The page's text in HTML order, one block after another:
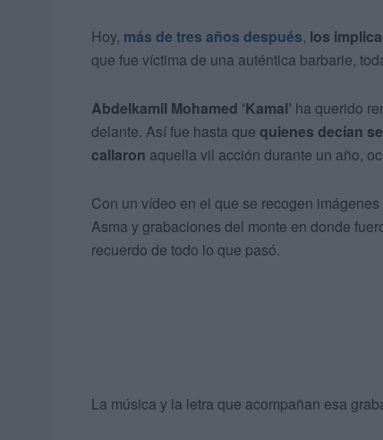
Hoy, más de tres años después, los
que fue víctima de una auténtica barbarie,
Abdelkamil Mohamed ‘Kamal’ ha querido
delante. Así fue hasta que quienes decían
callaron aquella vil acción durante un año,
Con un vídeo en el que se recogen
Asma y grabaciones del monte en donde
recuerdo de todo lo que pasó.
La música y la letra que acompañan esa